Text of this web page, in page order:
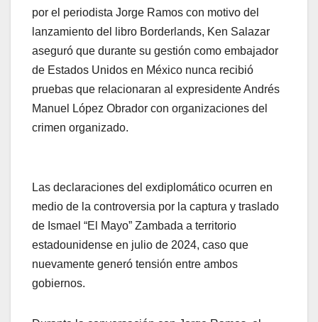
por el periodista Jorge Ramos con motivo del
lanzamiento del libro Borderlands, Ken Salazar
aseguró que durante su gestión como embajador
de Estados Unidos en México nunca recibió
pruebas que relacionaran al expresidente Andrés
Manuel López Obrador con organizaciones del
crimen organizado.
Las declaraciones del exdiplomático ocurren en
medio de la controversia por la captura y traslado
de Ismael “El Mayo” Zambada a territorio
estadounidense en julio de 2024, caso que
nuevamente generó tensión entre ambos
gobiernos.